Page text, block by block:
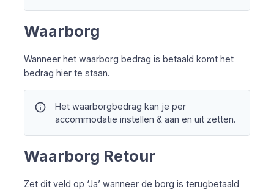
Waarborg
Wanneer het waarborg bedrag is betaald komt het
bedrag hier te staan.
info
Het waarborgbedrag kan je per
accommodatie instellen & aan en uit zetten.
Waarborg Retour
Zet dit veld op ‘Ja’ wanneer de borg is terugbetaald